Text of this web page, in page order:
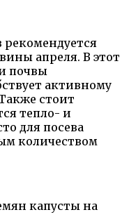
рекомендуется
апреля. В этот
почвы
активному
стоит
тепло- и
для посева
количеством
капусты на